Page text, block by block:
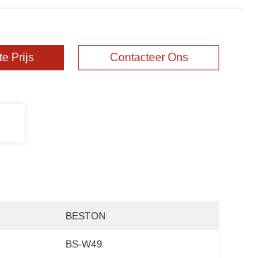
Prijs Contacteer Ons
BESTON
BS-W49